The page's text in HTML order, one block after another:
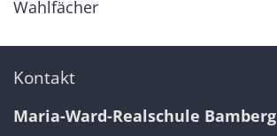
Wahlfächer
Kontakt
Maria-Ward-Realschule Bamberg